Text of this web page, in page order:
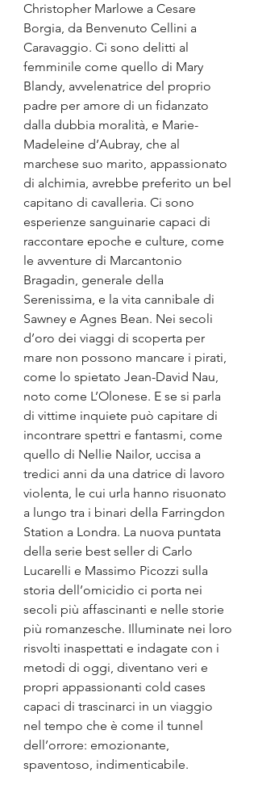
Christopher Marlowe a Cesare
Borgia, da Benvenuto Cellini a
Caravaggio. Ci sono delitti al
femminile come quello di Mary
Blandy, avvelenatrice del proprio
padre per amore di un fidanzato
dalla dubbia moralità, e Marie-
Madeleine d’Aubray, che al
marchese suo marito, appassionato
di alchimia, avrebbe preferito un bel
capitano di cavalleria. Ci sono
esperienze sanguinarie capaci di
raccontare epoche e culture, come
le avventure di Marcantonio
Bragadin, generale della
Serenissima, e la vita cannibale di
Sawney e Agnes Bean. Nei secoli
d’oro dei viaggi di scoperta per
mare non possono mancare i pirati,
come lo spietato Jean-David Nau,
noto come L’Olonese. E se si parla
di vittime inquiete può capitare di
incontrare spettri e fantasmi, come
quello di Nellie Nailor, uccisa a
tredici anni da una datrice di lavoro
violenta, le cui urla hanno risuonato
a lungo tra i binari della Farringdon
Station a Londra. La nuova puntata
della serie best seller di Carlo
Lucarelli e Massimo Picozzi sulla
storia dell’omicidio ci porta nei
secoli più affascinanti e nelle storie
più romanzesche. Illuminate nei loro
risvolti inaspettati e indagate con i
metodi di oggi, diventano veri e
propri appassionanti cold cases
capaci di trascinarci in un viaggio
nel tempo che è come il tunnel
dell’orrore: emozionante,
spaventoso, indimenticabile.